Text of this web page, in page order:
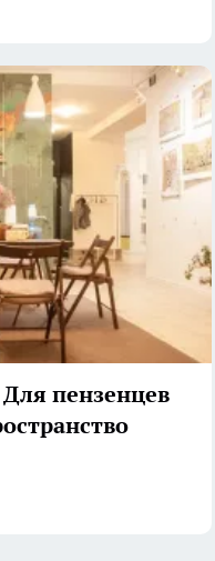
пензенцев